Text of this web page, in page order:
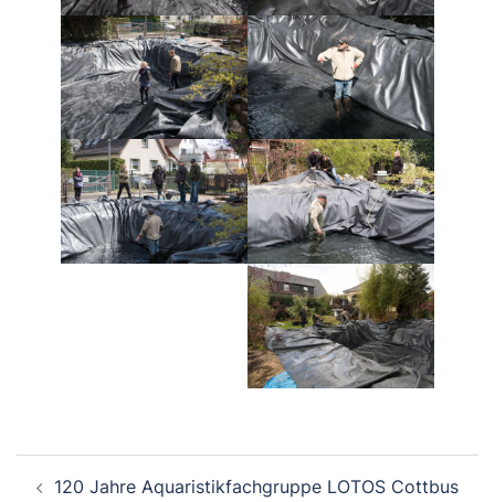
Beitragsnavigation
120 Jahre Aquaristikfachgruppe LOTOS Cottbus